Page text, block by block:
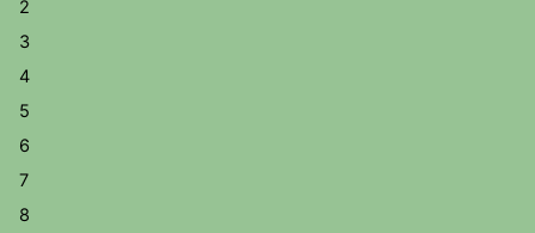
2
3
4
5
6
7
8